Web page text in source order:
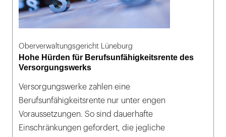
Oberverwaltungsgericht Lüneburg
Hohe Hürden für Berufsunfähigkeitsrente des
Versorgungswerks
Versorgungswerke zahlen eine
Berufsunfähigkeitsrente nur unter engen
Voraussetzungen. So sind dauerhafte
Einschränkungen gefordert, die jegliche